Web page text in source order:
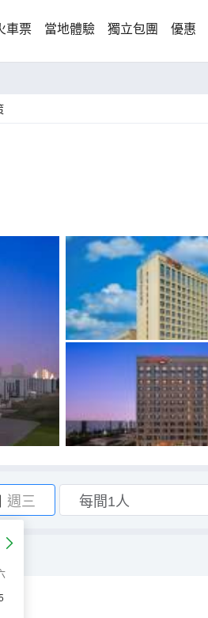
車票 當地體驗 獨立包團 優惠
週三